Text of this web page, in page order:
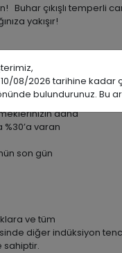
çıkışlı temperli
yakışır!
bir
sunuyor.
daha
varan
son gün
ve tüm
diğer indüksiyon
sahiptir.
08/2026 tarihine kadar
bulundurunuz. Bu